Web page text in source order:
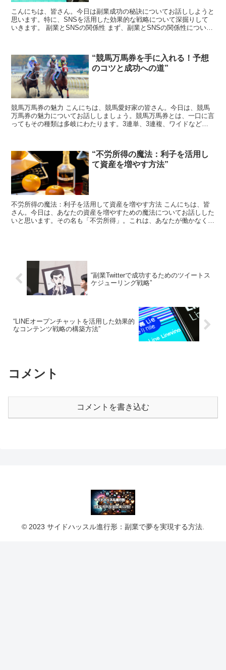
こんにちは、皆さん。今日は副業成功の秘訣についてお話ししようと
思います。特に、SNSを活用した効果的な戦略について深掘りして
いきます。 副業とSNSの関係性 まず、副業とSNSの関係性について
“競馬万馬券を手に入れる！予想
のコツと成功への道”
競馬万馬券の魅力 こんにちは、競馬愛好家の皆さん。今日は、競馬
万馬券の魅力についてお話ししましょう。競馬万馬券とは、一口に言
ってもその種類は多岐にわたります。3連単、3連複、ワイドなど、
“不労所得の魔法：利子を活用し
て資産を増やす方法”
不労所得の魔法：利子を活用して資産を増やす方法 こんにちは、皆
さん。今日は、あなたの資産を増やすための魔法についてお話しした
いと思います。その名も「不労所得」。これは、あなたが働かなくて
“副業Twitterで成功するためのツイートス
ケジューリング戦略”
“LINEオープンチャットを活用した効果的
なコンテンツ戦略の構築方法”
コメント
コメントを書き込む
© 2023 サイドハッスル進行形：副業で夢を実現する方法.